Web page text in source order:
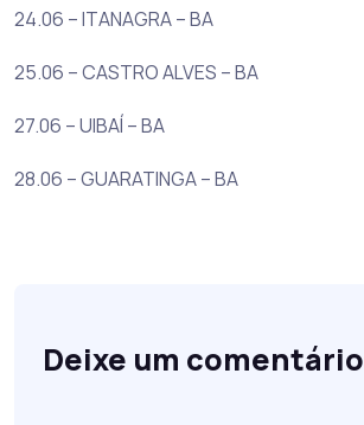
24.06 – ITANAGRA – BA
25.06 – CASTRO ALVES – BA
27.06 – UIBAÍ – BA
28.06 – GUARATINGA – BA
Deixe um comentário